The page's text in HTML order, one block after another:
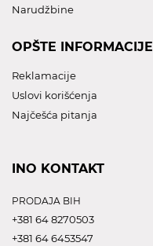
Narudžbine
OPŠTE INFORMACIJE
Reklamacije
Uslovi korišćenja
Najčešća pitanja
INO KONTAKT
PRODAJA BIH
+381 64 8270503
+381 64 6453547